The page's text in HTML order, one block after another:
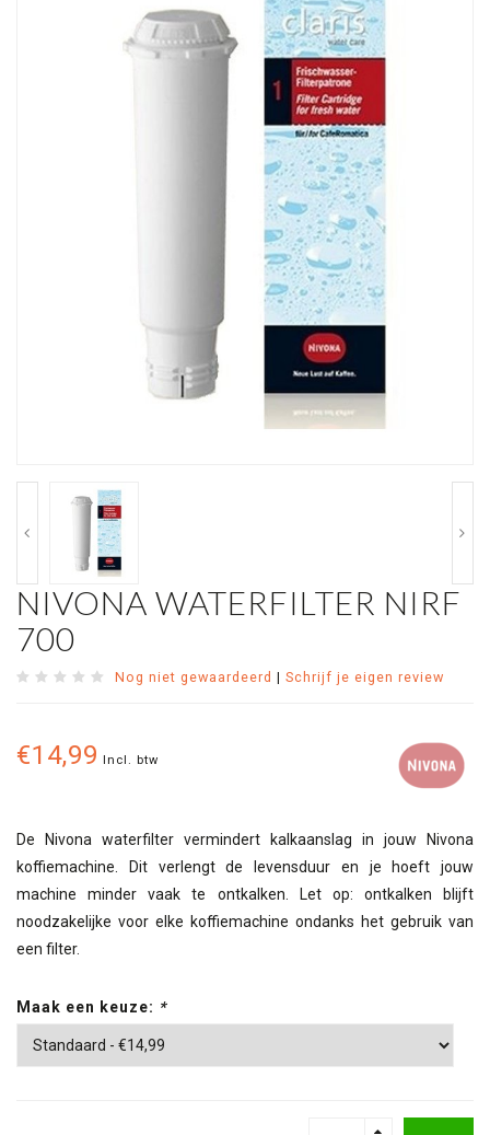
NIVONA WATERFILTER NIRF
700
Nog niet gewaardeerd | Schrijf je eigen review
€14,99 Incl. btw
De Nivona waterfilter vermindert kalkaanslag in jouw Nivona
koffiemachine. Dit verlengt de levensduur en je hoeft jouw
machine minder vaak te ontkalken. Let op: ontkalken blijft
noodzakelijke voor elke koffiemachine ondanks het gebruik van
een filter.
Maak een keuze: *